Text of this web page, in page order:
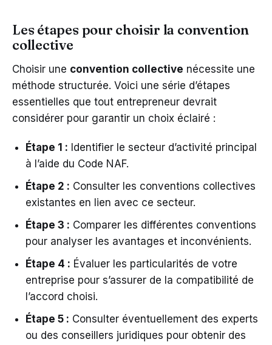
Les étapes pour choisir la convention
collective
Choisir une convention collective nécessite une
méthode structurée. Voici une série d’étapes
essentielles que tout entrepreneur devrait
considérer pour garantir un choix éclairé :
Étape 1 : Identifier le secteur d’activité principal
à l’aide du Code NAF.
Étape 2 : Consulter les conventions collectives
existantes en lien avec ce secteur.
Étape 3 : Comparer les différentes conventions
pour analyser les avantages et inconvénients.
Étape 4 : Évaluer les particularités de votre
entreprise pour s’assurer de la compatibilité de
l’accord choisi.
Étape 5 : Consulter éventuellement des experts
ou des conseillers juridiques pour obtenir des